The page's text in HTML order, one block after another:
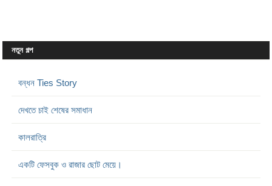
নতুন গল্প
বন্ধন Ties Story
দেখতে চাই শেষের সমাধান
কালরাত্রি
একটি ফেসবুক ও রাজার ছোট মেয়ে।